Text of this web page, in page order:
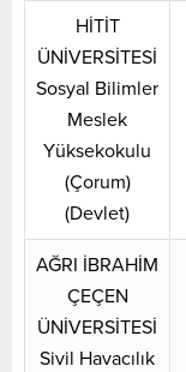
HİTİT
ÜNİVERSİTESİ
Sosyal Bilimler
Meslek
Yüksekokulu
(Çorum)
(Devlet)
AĞRI İBRAHİM
ÇEÇEN
ÜNİVERSİTESİ
Sivil Havacılık